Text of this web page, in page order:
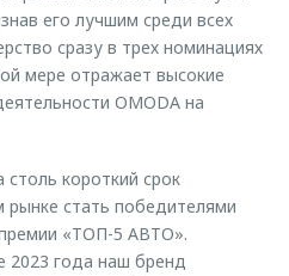
его лучшим среди всех
сразу в трех номинациях
мере отражает высокие
OMODA на
короткий срок
рынке стать победителями
«ТОП-5 АВТО».
2023 года наш бренд